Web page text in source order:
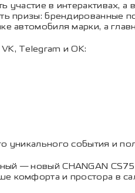
участие в интерактивах,
призы: брендированные
автомобиля марки, а
Telegram и OK:
уникального события и
— новый CHANGAN
комфорта и простора в